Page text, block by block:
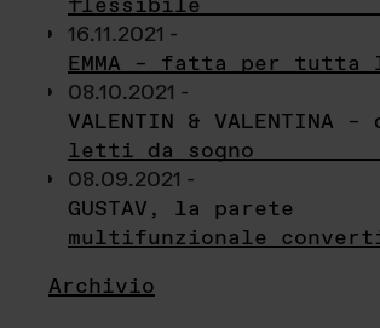
16.11.2021 -
EMMA – fatta per
08.10.2021 -
VALENTIN & VALENTINA –
letti da sogno
08.09.2021 -
GUSTAV, la parete
multifunzionale
Archivio